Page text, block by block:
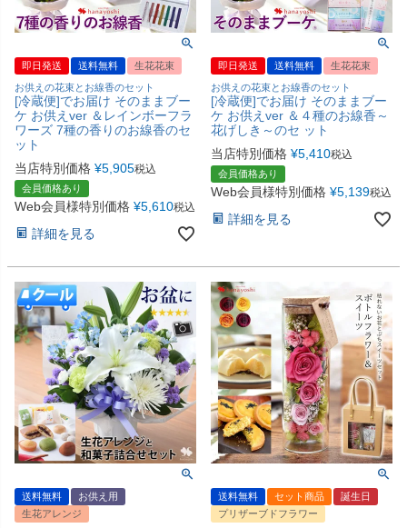
即日発送 送料無料
生花花束
お供えの花束とお線香のセット
[冷蔵便]でお届け そのままブー
ケ お供えver ＆レインボーフラ
ワーズ 7種の香りのお線香のセ
ット
当店特別価格 ¥5,905税込
会員価格あり
Web会員様特別価格 ¥5,610税込
詳細を見る
即日発送 送料無料
生花花束
お供えの花束とお線香のセット
[冷蔵便]でお届け そのままブー
ケ お供えver ＆４種のお線香～
花げしき～のセ ット
当店特別価格 ¥5,410税込
会員価格あり
Web会員様特別価格 ¥5,139税込
詳細を見る
送料無料
お供え用
生花アレンジ
送料無料 セット商品
誕生日
プリザーブドフラワー